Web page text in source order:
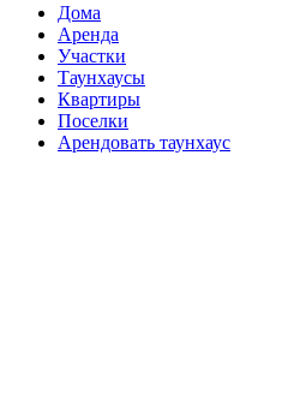
Дома
Аренда
Участки
Таунхаусы
Квартиры
Поселки
Арендовать таунхаус